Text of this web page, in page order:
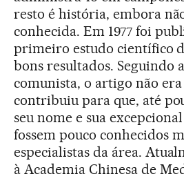
resto é história, embora
conhecida. Em 1977 foi
primeiro estudo científico
bons resultados. Seguindo
comunista, o artigo não era
contribuiu para que, até
seu nome e sua
fossem pouco conhecidos
especialistas da área.
à Academia Chinesa de